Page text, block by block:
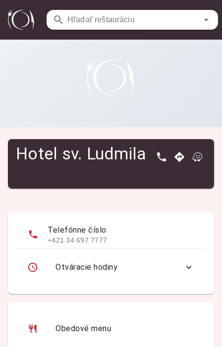
Hľadať reštauráciu
Reštaurácie / Hotel sv. Ludmila
Hotel sv. Ludmila
Telefónne číslo
+421 34 697 7777
Otváracie hodiny
Obedové menu